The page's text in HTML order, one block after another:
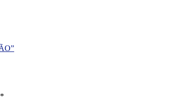
*